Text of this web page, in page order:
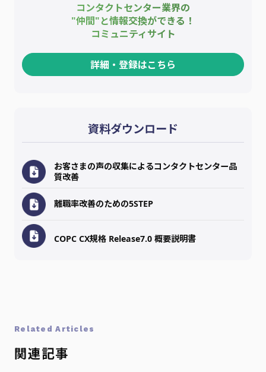
コンタクトセンター業界の
"仲間"と情報交換ができる！
コミュニティサイト
詳細・登録はこちら
資料ダウンロード
お客さまの声の収集によるコンタクトセンター品
質改善
離職率改善のための5STEP
COPC CX規格 Release7.0 概要説明書
Related Articles
関連記事